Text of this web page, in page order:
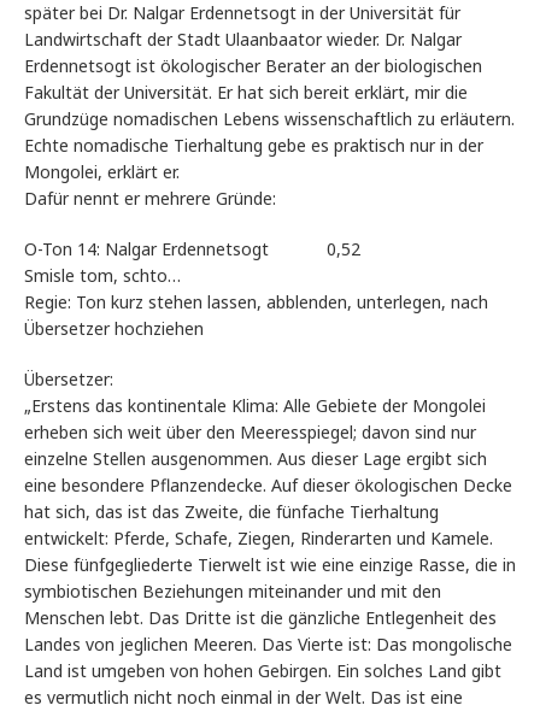
später bei Dr. Nalgar Erdennetsogt in der Universität für
Landwirtschaft der Stadt Ulaanbaator wieder. Dr. Nalgar
Erdennetsogt ist ökologischer Berater an der biologischen
Fakultät der Universität. Er hat sich bereit erklärt, mir die
Grundzüge nomadischen Lebens wissenschaftlich zu erläutern.
Echte nomadische Tierhaltung gebe es praktisch nur in der
Mongolei, erklärt er.
Dafür nennt er mehrere Gründe:
O-Ton 14: Nalgar Erdennetsogt 0,52
Smisle tom, schto…
Regie: Ton kurz stehen lassen, abblenden, unterlegen, nach
Übersetzer hochziehen
Übersetzer:
„Erstens das kontinentale Klima: Alle Gebiete der Mongolei
erheben sich weit über den Meeresspiegel; davon sind nur
einzelne Stellen ausgenommen. Aus dieser Lage ergibt sich
eine besondere Pflanzendecke. Auf dieser ökologischen Decke
hat sich, das ist das Zweite, die fünfache Tierhaltung
entwickelt: Pferde, Schafe, Ziegen, Rinderarten und Kamele.
Diese fünfgegliederte Tierwelt ist wie eine einzige Rasse, die in
symbiotischen Beziehungen miteinander und mit den
Menschen lebt. Das Dritte ist die gänzliche Entlegenheit des
Landes von jeglichen Meeren. Das Vierte ist: Das mongolische
Land ist umgeben von hohen Gebirgen. Ein solches Land gibt
es vermutlich nicht noch einmal in der Welt. Das ist eine